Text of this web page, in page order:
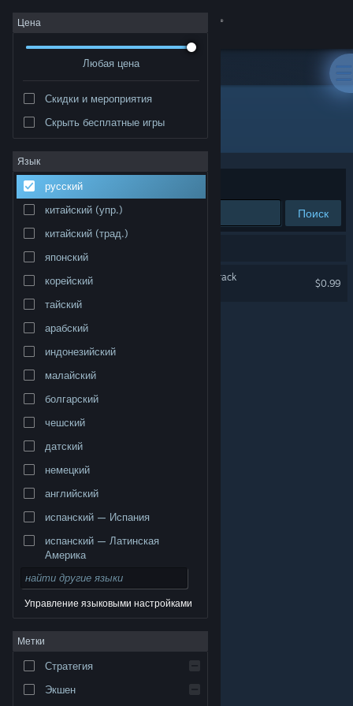
Войти
Сообщество
Информация
Поддержка
Изменить язык
Полная версия
© Valve Corporation. Все права сохранены. Все
торговые марки являются собственностью
Правовая информация
Соглашение подписчика Steam
Файлы cookie
Цена
Любая цена
Скидки и мероприятия
Скрыть бесплатные игры
Язык
русский
китайский (упр.)
китайский (трад.)
японский
корейский
тайский
арабский
индонезийский
малайский
болгарский
чешский
датский
немецкий
английский
испанский — Испания
испанский — Латинская
Америка
Управление языковыми настройками
Метки
Стратегия
Экшен
Разработчик: Abdenara
Сортировать по
Поиск
Clans to Kingdoms Soundtrack
$0.99